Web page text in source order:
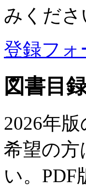
みくださ
登録フォ
図書目
2026年
希望の方
い。PDF